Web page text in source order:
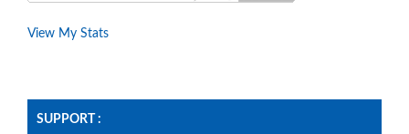
View My Stats
SUPPORT :